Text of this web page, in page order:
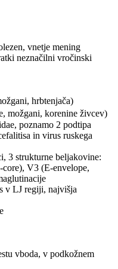
vnetje mening
neznačilni vročinski
hrbtenjača)
možgani, korenine živcev)
poznamo 2 podtipa
in virus ruskega
3 strukturne beljakovine:
V3 (E-envelope,
v LJ regiji, najvišja
vboda, v podkožnem